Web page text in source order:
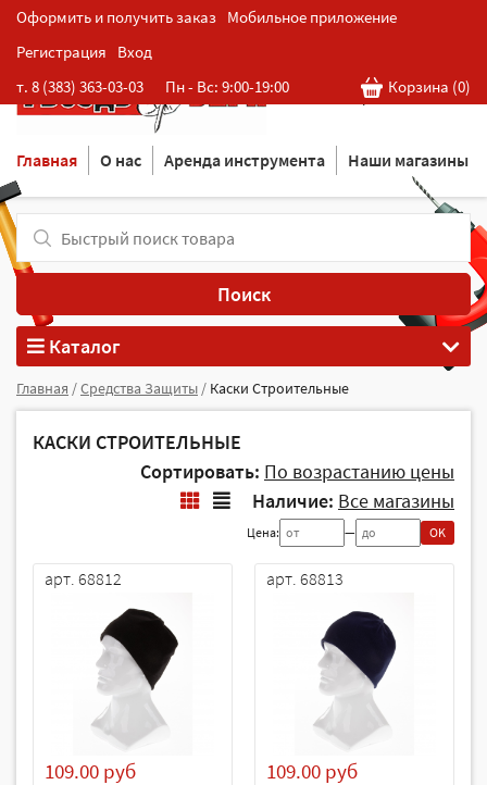
Оформить и получить заказ Мобильное приложение
Регистрация
Вход
т. 8 (383) 363-03-03
Пн - Вс: 9:00-19:00 Корзина (0)
Розничная cеть магазинов
в Новосибирске
Главная О нас Аренда инструмента Наши магазины
Поиск
Каталог
Главная /Средства Защиты / Каски Строительные
КАСКИ СТРОИТЕЛЬНЫЕ
Сортировать: По возрастанию цены
Наличие: Все магазины
Цена: — OK
арт. 68812
109.00 руб
арт. 68813
109.00 руб